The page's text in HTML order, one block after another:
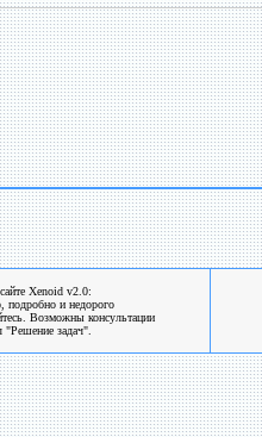
Xenoid v2.0:
подробно и недорого
Возможны консультации
"Решение задач".